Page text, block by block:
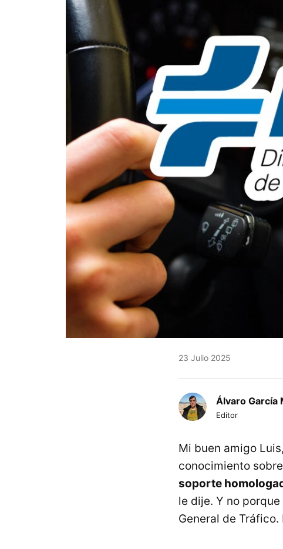
23 Julio 2025
Álvaro García
Editor
Mi buen amigo
conocimiento
soporte
le dije. Y no
General de